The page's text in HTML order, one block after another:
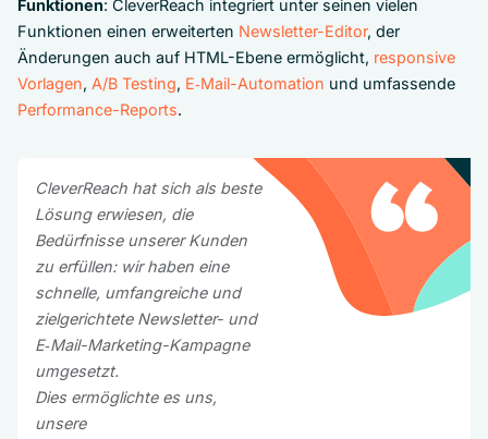
Funktionen: CleverReach integriert unter seinen vielen
Funktionen einen erweiterten Newsletter-Editor, der
Änderungen auch auf HTML-Ebene ermöglicht, responsive
Vorlagen, A/B Testing, E‑Mail-Automation und umfassende
Performance-Reports.
CleverReach hat sich als beste
Lösung erwiesen, die
Bedürfnisse unserer Kunden
zu erfüllen: wir haben eine
schnelle, umfangreiche und
zielgerichtete Newsletter- und
E‑Mail-Marketing-Kampagne
umgesetzt.
Dies ermöglichte es uns,
unsere